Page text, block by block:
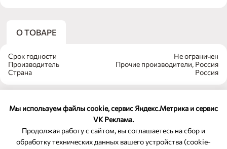
Мы используем файлы cookie, сервис Яндекс.Метрика и сервис
VK Реклама.
Продолжая работу с сайтом, вы соглашаетесь на сбор и
обработку технических данных вашего устройства (cookie-
О ТОВАРЕ
Срок годности
Не ограничен
Производитель
Прочие производители, Россия
Страна
Россия